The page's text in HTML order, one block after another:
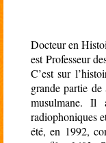
Docteur en Histoire médiévale, José Luis Corral Lafuente
est Professeur
C’est sur
grande partie de
musulmane. Il
radiophoniques
été, en 1992,